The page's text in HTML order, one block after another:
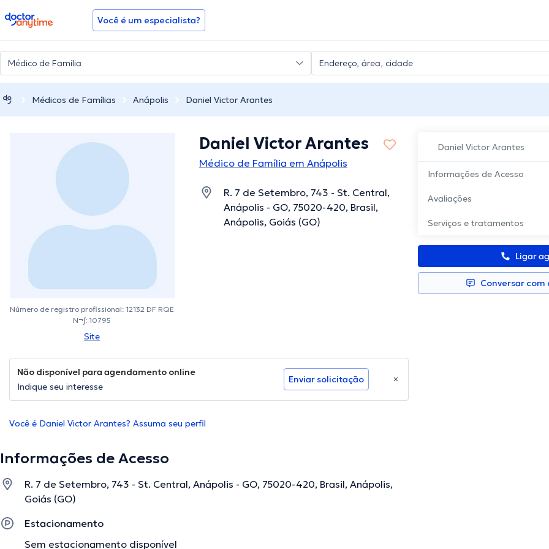
doctoranytime Você é um especialista?
Médicos de Famílias Anápolis Daniel Victor Arantes
Daniel Victor Arantes
Informações de Acesso
Avaliações
Serviços e tratamentos
Ligar
Conversar com
Número de registro profissional: 12132 DF RQE
N¬∫: 10795
Site
Daniel Victor Arantes
Médico de Família em Anápolis
R. 7 de Setembro, 743 - St. Central,
Anápolis - GO, 75020-420, Brasil,
Anápolis, Goiás (GO)
Não disponível para agendamento online
Indique seu interesse
Enviar solicitação
Você é Daniel Victor Arantes? Assuma seu perfil
Informações de Acesso
R. 7 de Setembro, 743 - St. Central, Anápolis - GO, 75020-420, Brasil, Anápolis,
Goiás (GO)
Estacionamento
Sem estacionamento disponível